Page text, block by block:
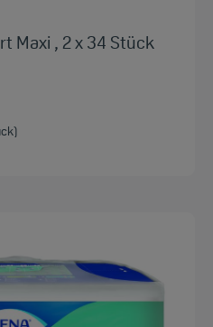
Maxi , 2 x 34 Stück